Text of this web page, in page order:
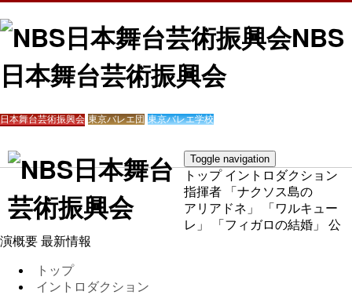
NBS
日本舞台芸術振興会
日本舞台芸術振興会 東京バレエ団 東京バレエ学校
Toggle navigation
トップ イントロダクション
指揮者
「ナクソス島の
アリアドネ」
「ワルキュー
レ」
「フィガロの結婚」
公
演概要 最新情報
トップ
イントロダクション